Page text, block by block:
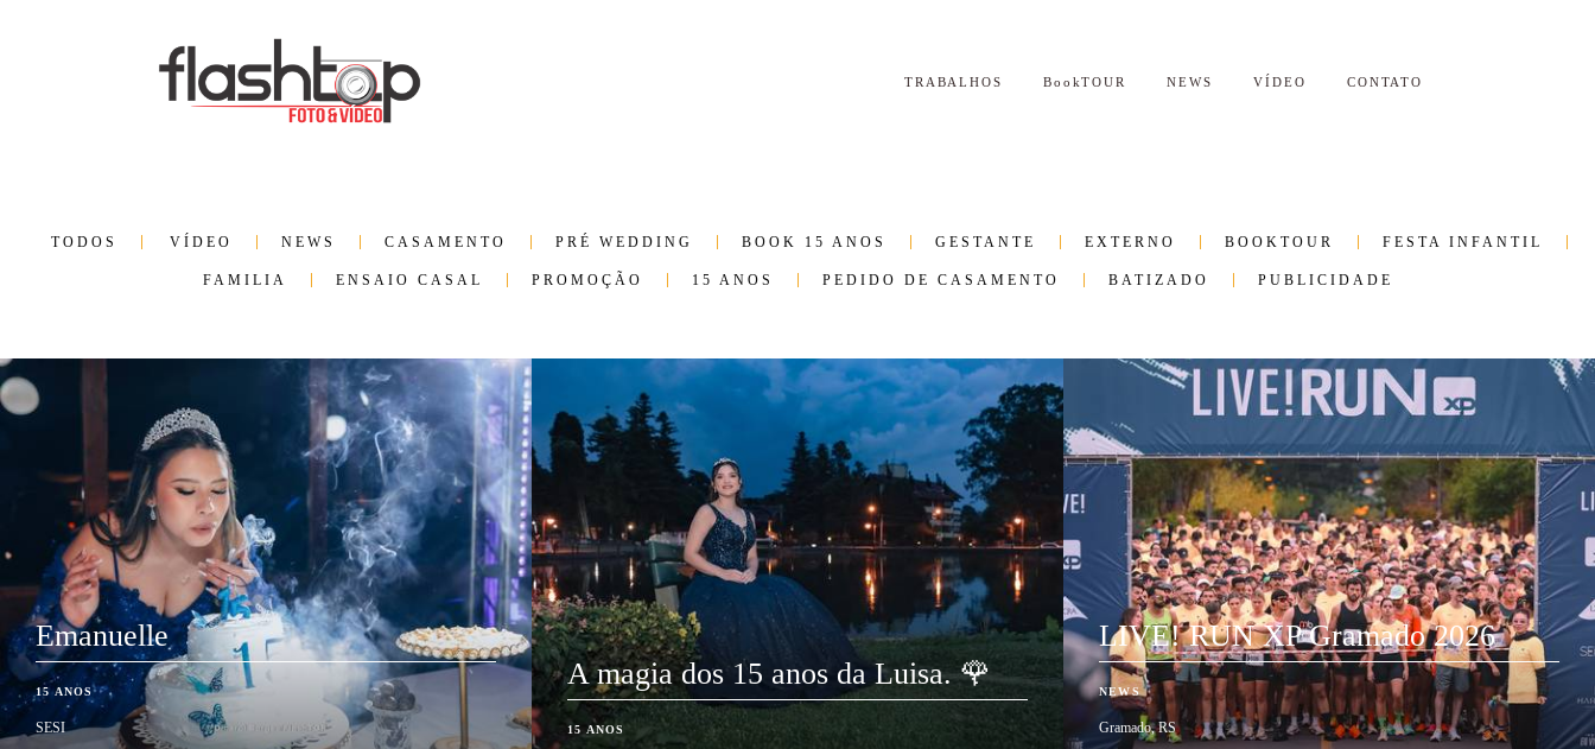
TRABALHOS BookTOUR NEWS VÍDEO CONTATO
TODOS VÍDEO NEWS CASAMENTO PRÉ WEDDING BOOK 15 ANOS GESTANTE EXTERNO BOOKTOUR FESTA INFANTIL
FAMILIA ENSAIO CASAL PROMOÇÃO 15 ANOS PEDIDO DE CASAMENTO BATIZADO PUBLICIDADE
Emanuelle
15 ANOS
SESI
A magia dos 15 anos da Luisa. 🌹
15 ANOS
LIVE! RUN XP Gramado 2026
NEWS
Gramado, RS